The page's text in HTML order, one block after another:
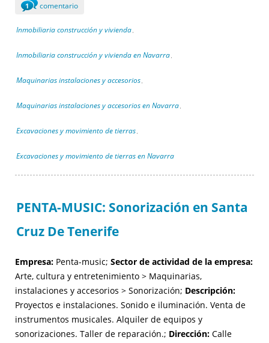
1 comentario
Inmobiliaria construcción y vivienda ,
Inmobiliaria construcción y vivienda en Navarra ,
Maquinarias instalaciones y accesorios ,
Maquinarias instalaciones y accesorios en Navarra ,
Excavaciones y movimiento de tierras ,
Excavaciones y movimiento de tierras en Navarra
PENTA-MUSIC: Sonorización en Santa
Cruz De Tenerife
Empresa: Penta-music; Sector de actividad de la empresa:
Arte, cultura y entretenimiento > Maquinarias,
instalaciones y accesorios > Sonorización; Descripción:
Proyectos e instalaciones. Sonido e iluminación. Venta de
instrumentos musicales. Alquiler de equipos y
sonorizaciones. Taller de reparación.; Dirección: Calle